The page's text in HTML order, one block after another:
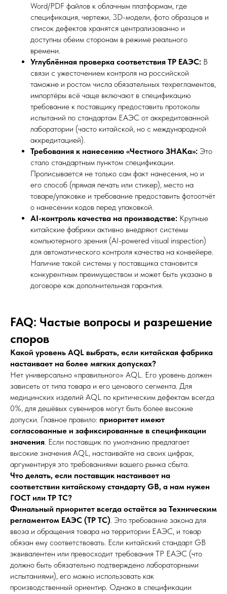
Word/PDF файлов к облачным платформам, где
спецификация, чертежи, 3D-модели, фото образцов и
список дефектов хранятся централизованно и
доступны обеим сторонам в режиме реального
времени.
Углублённая проверка соответствия ТР ЕАЭС: В
связи с ужесточением контроля на российской
таможне и ростом числа обязательных техрегламентов,
импортёры всё чаще включают в спецификацию
требование к поставщику предоставить протоколы
испытаний по стандартам ЕАЭС от аккредитованной
лаборатории (часто китайской, но с международной
аккредитацией).
Требования к нанесению «Честного ЗНАКа»: Это
стало стандартным пунктом спецификации.
Прописывается не только сам факт нанесения, но и
его способ (прямая печать или стикер), место на
товаре/упаковке и требование предоставить фотоотчёт
о нанесении кодов перед упаковкой.
AI-контроль качества на производстве: Крупные
китайские фабрики активно внедряют системы
компьютерного зрения (AI-powered visual inspection)
для автоматического контроля качества на конвейере.
Наличие такой системы у поставщика становится
конкурентным преимуществом и может быть указано в
договоре как дополнительная гарантия.
FAQ: Частые вопросы и разрешение
споров
Какой уровень AQL выбрать, если китайская фабрика
настаивает на более мягких допусках?
Нет универсально «правильного» AQL. Его уровень должен
зависеть от типа товара и его ценового сегмента. Для
медицинских изделий AQL по критическим дефектам всегда
0%, для дешёвых сувениров могут быть более высокие
допуски. Главное правило: приоритет имеют
согласованные и зафиксированные в спецификации
значения . Если поставщик по умолчанию предлагает
высокие значения AQL, настаивайте на своих цифрах,
аргументируя это требованиями вашего рынка сбыта.
Что делать, если поставщик настаивает на
соответствии китайскому стандарту GB, а нам нужен
ГОСТ или ТР ТС?
Финальный приоритет всегда остаётся за Техническим
регламентом ЕАЭС (ТР ТС) . Это требование закона для
ввоза и обращения товара на территории ЕАЭС, и товар
обязан ему соответствовать. Если китайский стандарт GB
эквивалентен или превосходит требования ТР ЕАЭС (что
должно быть обязательно подтверждено лабораторными
испытаниями), его можно использовать как
производственный ориентир. Однако в спецификации